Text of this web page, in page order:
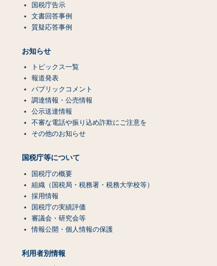
国税庁告示
文書回答事例
質疑応答事例
お知らせ
トピックス一覧
報道発表
パブリックコメント
調達情報・公売情報
公示送達情報
不審な電話や振り込め詐欺にご注意を
その他のお知らせ
国税庁等について
国税庁の概要
組織（国税局・税務署・税務大学校等）
採用情報
国税庁の実績評価
審議会・研究会等
情報公開・個人情報の保護
利用者別情報